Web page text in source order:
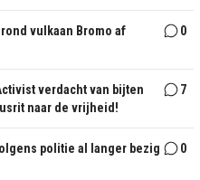
vulkaan Bromo af
0
verdacht van bijten
naar de vrijheid!
7
politie al langer bezig
0